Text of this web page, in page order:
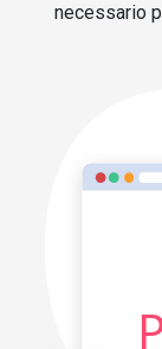
necessario